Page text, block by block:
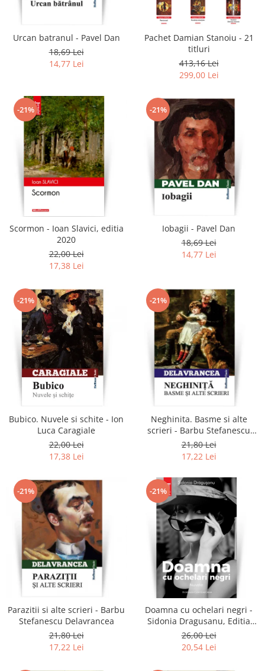
Urcan batranul - Pavel Dan
18,69 Lei
14,77 Lei
Pachet Damian Stanoiu - 21
titluri
413,16 Lei
299,00 Lei
-21%
Scormon - Ioan Slavici, editia
2020
22,00 Lei
17,38 Lei
-21%
Iobagii - Pavel Dan
18,69 Lei
14,77 Lei
-21%
Bubico. Nuvele si schite - Ion
Luca Caragiale
22,00 Lei
17,38 Lei
-21%
Neghinita. Basme si alte
scrieri - Barbu Stefanescu
Delavrancea
21,80 Lei
17,22 Lei
-21%
Parazitii si alte scrieri - Barbu
Stefanescu Delavrancea
21,80 Lei
17,22 Lei
-21%
Doamna cu ochelari negri -
Sidonia Dragusanu, Editia
2020
26,00 Lei
20,54 Lei